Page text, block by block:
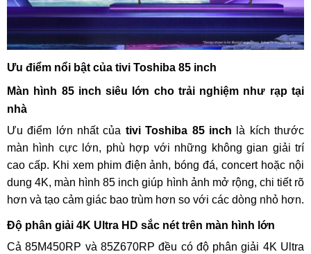
Ưu điểm nổi bật của tivi Toshiba 85 inch
Màn hình 85 inch siêu lớn cho trải nghiệm như rạp tại
nhà
Ưu điểm lớn nhất của tivi Toshiba 85 inch là kích thước
màn hình cực lớn, phù hợp với những không gian giải trí
cao cấp. Khi xem phim điện ảnh, bóng đá, concert hoặc nội
dung 4K, màn hình 85 inch giúp hình ảnh mở rộng, chi tiết rõ
hơn và tạo cảm giác bao trùm hơn so với các dòng nhỏ hơn.
Độ phân giải 4K Ultra HD sắc nét trên màn hình lớn
Cả 85M450RP và 85Z670RP đều có độ phân giải 4K Ultra